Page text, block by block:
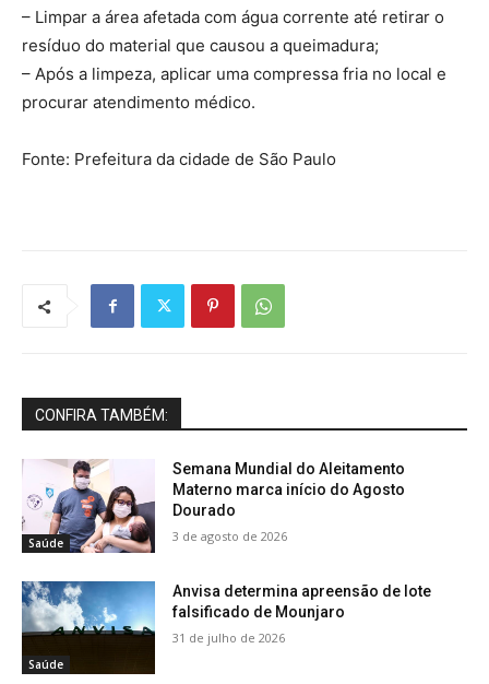
– Limpar a área afetada com água corrente até retirar o
resíduo do material que causou a queimadura;
– Após a limpeza, aplicar uma compressa fria no local e
procurar atendimento médico.
Fonte: Prefeitura da cidade de São Paulo
CONFIRA TAMBÉM:
Saúde
Semana Mundial do Aleitamento
Materno marca início do Agosto
Dourado
3 de agosto de 2026
Saúde
Anvisa determina apreensão de lote
falsificado de Mounjaro
31 de julho de 2026